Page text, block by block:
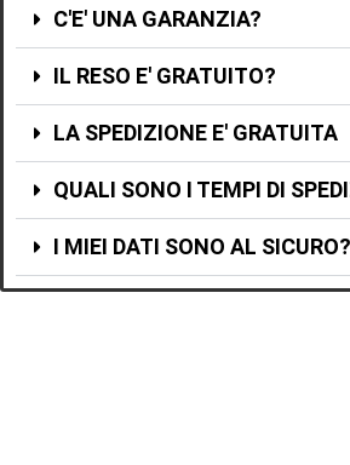
C'E' UNA GARANZIA?
IL RESO E' GRATUITO?
LA SPEDIZIONE E' GRATUITA
QUALI SONO I TEMPI DI
I MIEI DATI SONO AL SICURO?